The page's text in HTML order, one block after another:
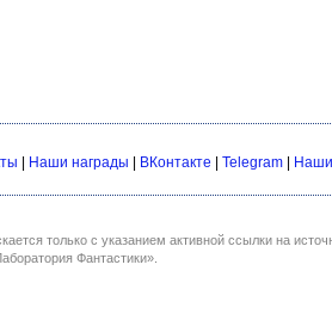
Наши награды ВКонтакте Telegram
только с указанием активной ссылки на
Фантастики».